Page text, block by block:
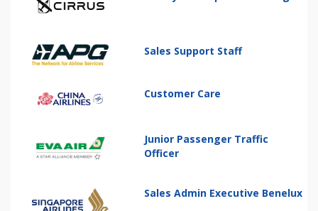
Sales Support Staff
Customer Care
Junior Passenger Traffic
Officer
Sales Admin Executive Benelux